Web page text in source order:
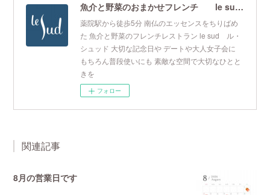
魚介と野菜のおまかせフレンチ le sud ル・シュッド
薬院駅から徒歩5分 南仏のエッセンスをちりばめ
た 魚介と野菜のフレンチレストラン le sud ル・
シュッド 大切な記念日や デートや大人女子会に
もちろん普段使いにも 素敵な空間で大切なひとと
きを
フォロー
関連記事
8月の営業日です